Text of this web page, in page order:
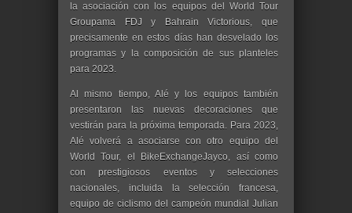
la asociación con los equipos del World Tour
Groupama FDJ y Bahrain Victorious, que
precisamente en estos días han desvelado los
programas y la composición de sus planteles
para 2023.
Al mismo tiempo, Alé y los equipos también
presentaron las nuevas decoraciones que
vestirán para la próxima temporada. Para 2023,
Alé volverá a asociarse con otro equipo del
World Tour, el BikeExchangeJayco, así como
con prestigiosos eventos y selecciones
nacionales, incluida la selección francesa,
equipo de ciclismo del campeón mundial Julian